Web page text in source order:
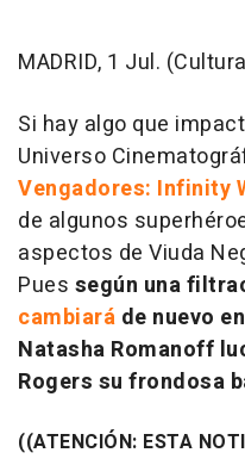
MADRID, 1 Jul.
Si hay algo que
Universo
Vengadores: Infinity
de algunos
aspectos de Viuda
Pues según una
cambiará de nuevo en
Natasha Romanoff
Rogers su frondosa
((ATENCIÓN: ESTA